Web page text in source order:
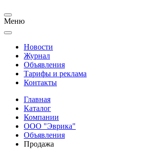
Меню
Новости
Журнал
Объявления
Тарифы и реклама
Контакты
Главная
Каталог
Компании
ООО "Эврика"
Объявления
Продажа